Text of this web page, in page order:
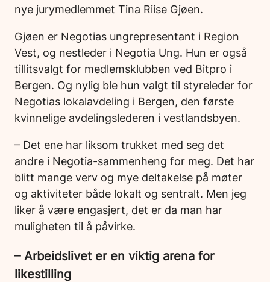
nye jurymedlemmet Tina Riise Gjøen.
Gjøen er Negotias ungrepresentant i Region
Vest, og nestleder i Negotia Ung. Hun er også
tillitsvalgt for medlemsklubben ved Bitpro i
Bergen. Og nylig ble hun valgt til styreleder for
Negotias lokalavdeling i Bergen, den første
kvinnelige avdelingslederen i vestlandsbyen.
– Det ene har liksom trukket med seg det
andre i Negotia-sammenheng for meg. Det har
blitt mange verv og mye deltakelse på møter
og aktiviteter både lokalt og sentralt. Men jeg
liker å være engasjert, det er da man har
muligheten til å påvirke.
– Arbeidslivet er en viktig arena for
likestilling